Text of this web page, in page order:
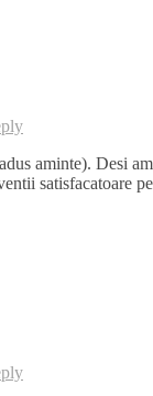
aminte). Desi
satisfacatoare